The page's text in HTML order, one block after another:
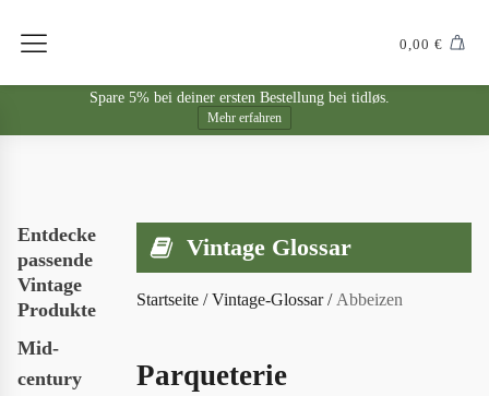
0,00 €
Spare 5% bei deiner ersten Bestellung bei tidløs.
Mehr erfahren
Entdecke
passende
Vintage
Produkte
Mid-
century
Vintage Glossar
Startseite /Vintage-Glossar/ Abbeizen
Parqueterie